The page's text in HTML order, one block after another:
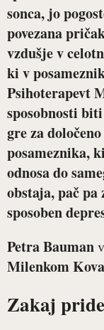
sonca, jo
povezana
vzdušje v
ki v
Psihoterapevt
sposobnosti
gre za
posameznika,
odnosa do
obstaja, pač
sposoben
Petra Bauman
Milenkom
Zakaj